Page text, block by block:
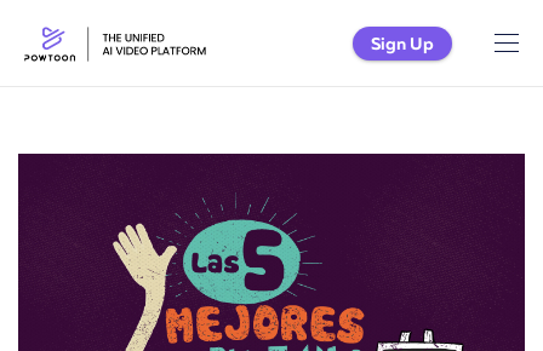
Sign Up